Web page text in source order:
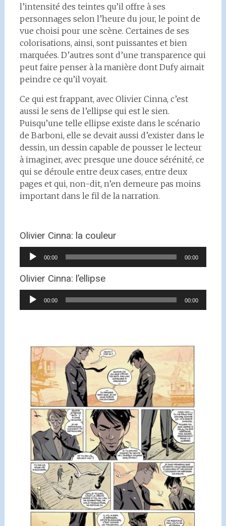
l’intensité des teintes qu’il offre à ses
personnages selon l’heure du jour, le point de
vue choisi pour une scène. Certaines de ses
colorisations, ainsi, sont puissantes et bien
marquées. D’autres sont d’une transparence qui
peut faire penser à la manière dont Dufy aimait
peindre ce qu’il voyait.
Ce qui est frappant, avec Olivier Cinna, c’est
aussi le sens de l’ellipse qui est le sien.
Puisqu’une telle ellipse existe dans le scénario
de Barboni, elle se devait aussi d’exister dans le
dessin, un dessin capable de pousser le lecteur
à imaginer, avec presque une douce sérénité, ce
qui se déroule entre deux cases, entre deux
pages et qui, non-dit, n’en demeure pas moins
important dans le fil de la narration.
Olivier Cinna: la couleur
Lecteur
audio
00:00 00:00
Olivier Cinna: l’ellipse
Lecteur
audio
00:00 00:00